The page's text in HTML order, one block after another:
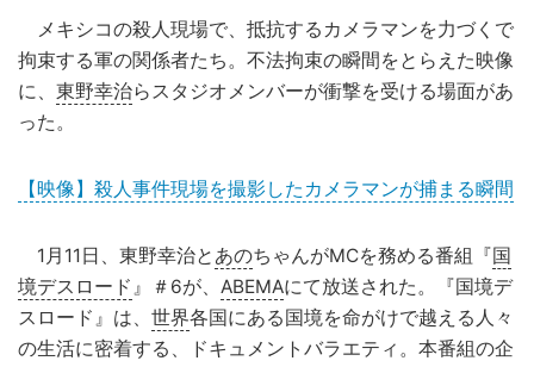
メキシコの殺人現場で、抵抗するカメラマンを力づくで
拘束する軍の関係者たち。不法拘束の瞬間をとらえた映像
に、 東野幸治らスタジオメンバーが衝撃を受ける場面があ
った。
【映像】殺人事件現場を撮影したカメラマンが捕まる瞬間
1月11日、東野幸治と あのちゃんがMCを務める番組『国
境デスロード 』＃6が、 ABEMAにて放送された。『国境デ
スロード』は、 世界各国にある国境を命がけで越える人々
の生活に密着する、ドキュメントバラエティ。本番組の企